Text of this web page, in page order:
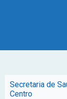
Secretaria de
Centro